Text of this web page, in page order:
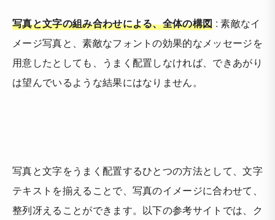
写真と文字の組み合わせによる、全体の構図 : 素敵なイ
メージ写真と、素敵なフォントの効果的なメッセージを
用意したとしても、うまく配置しなければ、できあがり
は望んでいるような結果にはなりません。
写真と文字をうまく配置するひとつの方法として、文字
テキストを揃えることで、写真のイメージに合わせて、
整列冴えることができます。以下の参考サイトでは、ク